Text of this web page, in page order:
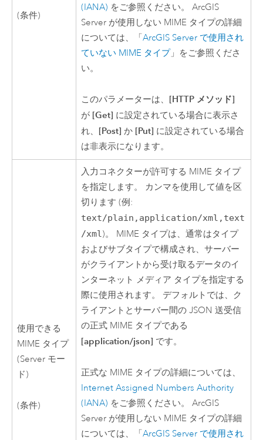
(条件)
(IANA) をご参照ください。ArcGIS
Server が使用しない MIME タイプの詳細
については、「ArcGIS Server で使用され
ていない MIME タイプ」をご参照くださ
い。
このパラメーターは、 [HTTP メソッド]
が [Get] に設定されている場合に表示さ
れ、 [Post] か [Put] に設定されている場合
は非表示になります。
使用できる
MIME タイプ
(Server モー
ド)
(条件)
入力コネクターが許可する MIME タイプ
を指定します。 カンマを使用して値を区
切ります (例:
text/plain,application/xml,text
/xml)。 MIME タイプは、通常はタイプ
およびサブタイプで構成され、サーバー
がクライアントから受け取るデータのイ
ンターネット メディア タイプを指定する
際に使用されます。 デフォルトでは、ク
ライアントとサーバー間の JSON 送受信
の正式 MIME タイプである
[application/json] です。
正式な MIME タイプの詳細については、
Internet Assigned Numbers Authority
(IANA) をご参照ください。ArcGIS
Server が使用しない MIME タイプの詳細
については、「ArcGIS Server で使用され